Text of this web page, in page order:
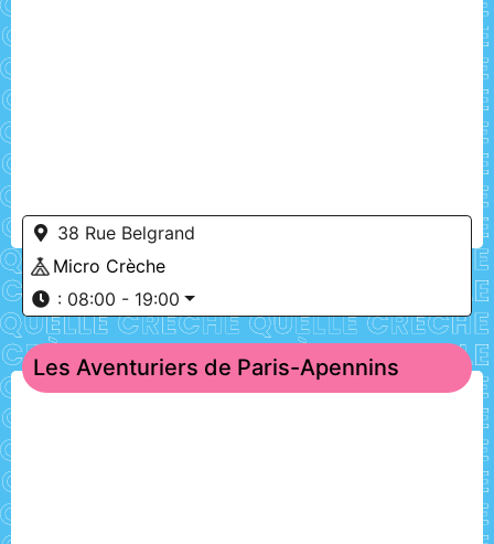
38 Rue Belgrand
Micro Crèche
: 08:00 - 19:00
Les Aventuriers de Paris-Apennins